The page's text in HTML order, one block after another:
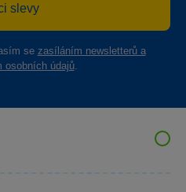
slevy
se zasíláním newsletterů a
osobních údajů.